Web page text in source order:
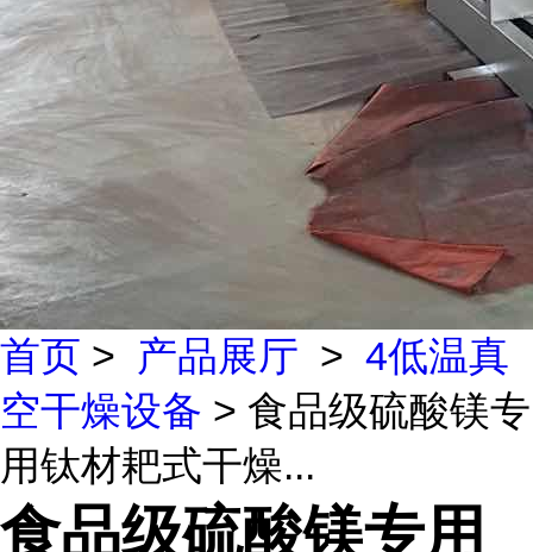
首页 > 产品展厅 > 4低温真
空干燥设备 > 食品级硫酸镁专
用钛材耙式干燥...
食品级硫酸镁专用